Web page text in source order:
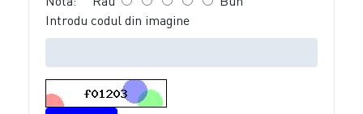
Introdu codul din imagine